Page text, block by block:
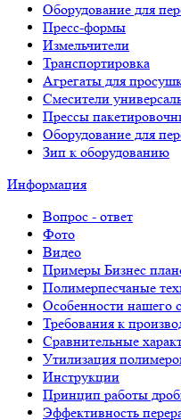
Оборудование для
Пресс-формы
Измельчители
Транспортировка
Агрегаты для
Смесители
Прессы
Оборудование для
Зип к оборудованию
Информация
Вопрос - ответ
Фото
Видео
Примеры Бизнес
Полимерпесчаные
Особенности нашего
Требования к
Сравнительные
Утилизация
Инструкции
Принцип работы
Эффективность